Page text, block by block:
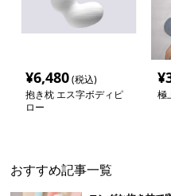
¥6,480(税込)
抱き枕 エス字ボディピ
ロー
¥
極
おすすめ記事一覧